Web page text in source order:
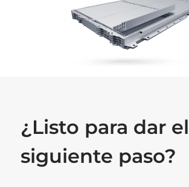
¿Listo para dar el
siguiente paso?